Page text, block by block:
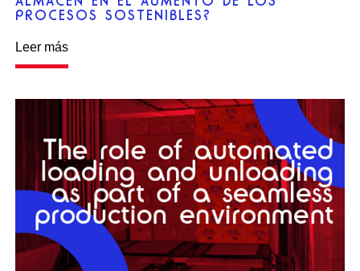
PROCESOS SOSTENIBLES?
Leer más